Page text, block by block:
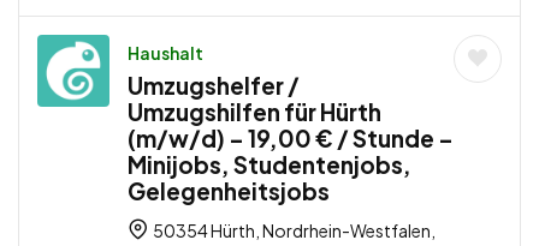
Haushalt
Umzugshelfer /
Umzugshilfen für Hürth
(m/w/d) – 19,00 € / Stunde –
Minijobs, Studentenjobs,
Gelegenheitsjobs
50354 Hürth, Nordrhein-Westfalen,